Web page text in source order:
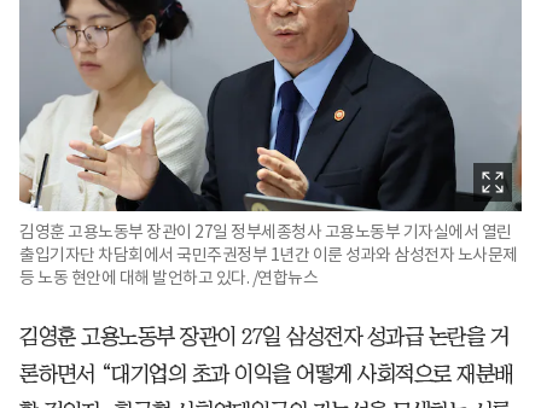
김영훈 고용노동부 장관이 27일 정부세종청사 고용노동부 기자실에서 열린
출입기자단 차담회에서 국민주권정부 1년간 이룬 성과와 삼성전자 노사문제
등 노동 현안에 대해 발언하고 있다. /연합뉴스
김영훈 고용노동부 장관이 27일 삼성전자 성과급 논란을 거
론하면서 “대기업의 초과 이익을 어떻게 사회적으로 재분배